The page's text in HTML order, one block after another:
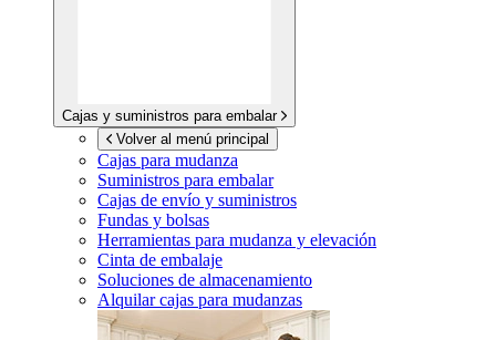
Cajas y suministros para embalar
Volver al menú principal
Cajas para mudanza
Suministros para embalar
Cajas de envío y suministros
Fundas y bolsas
Herramientas para mudanza y elevación
Cinta de embalaje
Soluciones de almacenamiento
Alquilar cajas para mudanzas